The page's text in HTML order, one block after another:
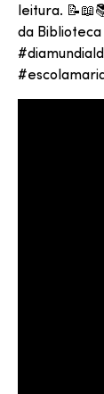
leitura.
da